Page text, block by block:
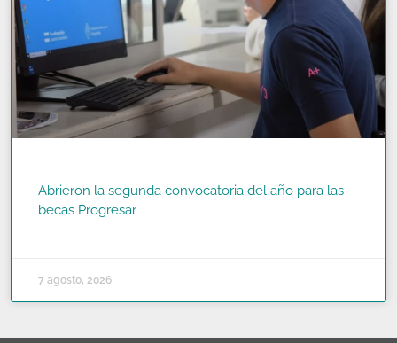
Abrieron la segunda convocatoria del año para las
becas Progresar
7 agosto, 2026